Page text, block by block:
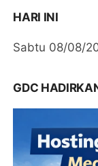
HARI INI
Sabtu 08/08/
GDC